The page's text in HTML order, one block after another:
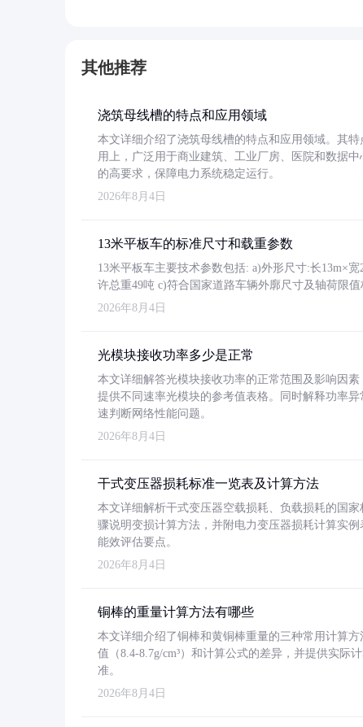
其他推荐
浇筑母线槽的特点和应用领域
本文详细介绍了浇筑母线槽的特点和应用领域。其
用上，广泛用于商业建筑、工业厂房、医院和数据
的高要求，保障电力系统稳定运行。
2026年8月4日
13米平板车的标准尺寸和载重参数
13米平板车主要技术参数包括: a)外形尺寸:长13m×
许总重49吨 c)符合国家道路车辆外廓尺寸及轴荷限值
2026年8月4日
光模块接收功率多少是正常
本文详细解答光模块接收功率的正常范围及影响因
提供不同速率光模块的参考值表格。同时解释功率
速判断网络性能问题。
2026年8月4日
干式变压器损耗标准一览表及计算方法
本文详细解析干式变压器空载损耗、负载损耗的国
骤说明变损计算方法，并附电力变压器损耗计算实
能效评估要点。
2026年8月4日
铜棒的重量计算方法有哪些
本文详细介绍了铜棒和黄铜棒重量的三种常用计算
值（8.4-8.7g/cm³）和计算公式的差异，并提供实际
准。
2026年8月4日